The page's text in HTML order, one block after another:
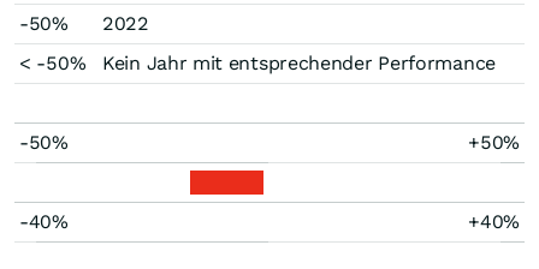
-50%
2022
< -50%
Kein Jahr mit entsprechender Performance
-50% +50%
-40% +40%